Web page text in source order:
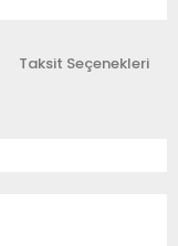
Taksit Seçenekleri